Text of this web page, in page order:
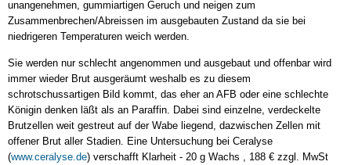
unangenehmen, gummiartigen Geruch und neigen zum
Zusammenbrechen/Abreissen im ausgebauten Zustand da sie bei
niedrigeren Temperaturen weich werden.
Sie werden nur schlecht angenommen und ausgebaut und offenbar wird
immer wieder Brut ausgeräumt weshalb es zu diesem
schrotschussartigen Bild kommt, das eher an AFB oder eine schlechte
Königin denken läßt als an Paraffin. Dabei sind einzelne, verdeckelte
Brutzellen weit gestreut auf der Wabe liegend, dazwischen Zellen mit
offener Brut aller Stadien. Eine Untersuchung bei Ceralyse
(www.ceralyse.de) verschafft Klarheit - 20 g Wachs , 188 € zzgl. MwSt